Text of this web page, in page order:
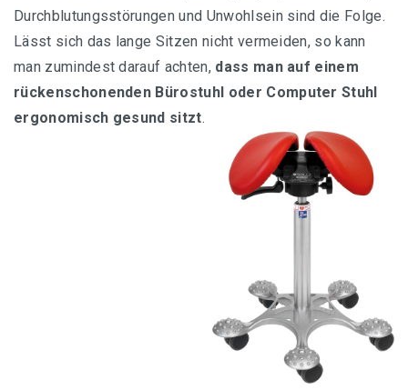
Übersicht aller Kniestuhl-Empfehlungen
Ergonomischer Kniestuhl mit Rückenlehne
Ein Kniestuhl für gehobene Ansprüche
Orthopädischer Kniestuhl für Computer
Übersicht aller Bürostuhl-Empfehlungen
Durchblutungsstörungen und Unwohlsein sind die Folge.
Lässt sich das lange Sitzen nicht vermeiden, so kann
man zumindest darauf achten, dass man auf einem
rückenschonenden Bürostuhl oder Computer Stuhl
ergonomisch gesund sitzt.